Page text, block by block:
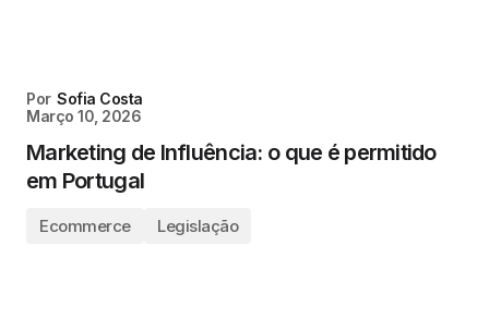
Por Sofia Costa
Março 10, 2026
Marketing de Influência: o que é permitido
em Portugal
Ecommerce Legislação